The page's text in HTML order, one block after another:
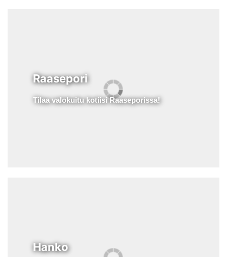
Raasepori
Tilaa valokuitu kotiisi Raaseporissa!
Hanko